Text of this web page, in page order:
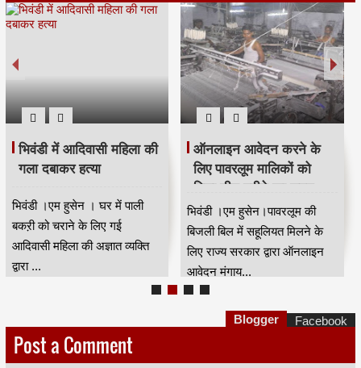
भिवंडी में आदिवासी महिला की
गला दबाकर हत्या
भिवंडी ।एम हुसेन । घर में पाली
बकऱी को चराने के लिए गई
आदिवासी महिला की अज्ञात व्यक्ति
द्वारा ...
ऑनलाइन आवेदन करने के
लिए पावरलूम मालिकों को
मिला तीन महीने का समय
भिवंडी ।एम हुसेन।पावरलूम की
बिजली बिल में सहूलियत मिलने के
लिए राज्य सरकार द्वारा ऑनलाइन
आवेदन मंगाय...
Post a Comment
Blogger Facebook